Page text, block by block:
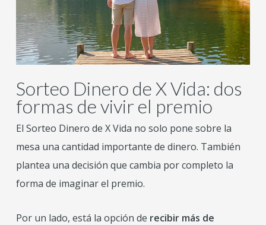
Sorteo Dinero de X Vida: dos
formas de vivir el premio
El Sorteo Dinero de X Vida no solo pone sobre la
mesa una cantidad importante de dinero. También
plantea una decisión que cambia por completo la
forma de imaginar el premio.
Por un lado, está la opción de recibir más de